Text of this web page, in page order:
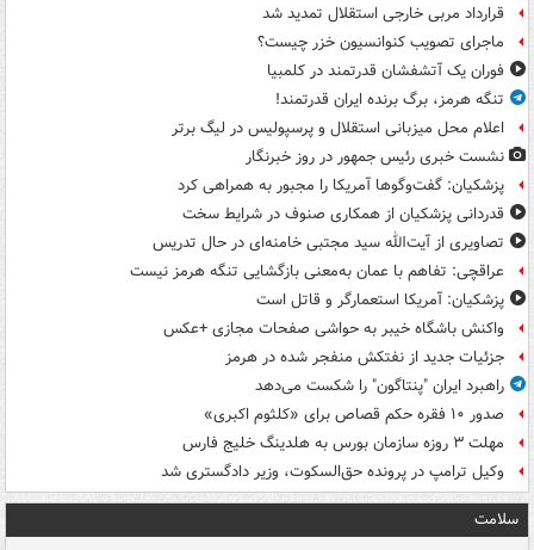
قرارداد مربی خارجی استقلال تمدید شد
ماجرای تصویب کنوانسیون خزر چیست؟
فوران یک آتشفشان قدرتمند در کلمبیا
تنگه هرمز، برگ برنده ایران قدرتمند!
اعلام محل میزبانی استقلال و پرسپولیس در لیگ برتر
نشست خبری رئیس جمهور در روز خبرنگار
پزشکیان: گفت‌وگوها آمریکا را مجبور به همراهی کرد
قدردانی پزشکیان از همکاری صنوف در شرایط سخت
تصاویری از آیت‌الله سید مجتبی خامنه‌ای در حال تدریس
عراقچی: تفاهم با عمان به‌معنی بازگشایی تنگه هرمز نیست
پزشکیان: آمریکا استعمارگر و قاتل است
واکنش باشگاه خیبر به حواشی صفحات مجازی +عکس
جزئیات جدید از نفتکش منفجر شده در هرمز
راهبرد ایران "پنتاگون" را شکست می‌دهد
صدور ۱۰ فقره حکم قصاص برای «کلثوم اکبری»
مهلت ۳ روزه سازمان بورس به هلدینگ خلیج فارس
وکیل ترامپ در پرونده حق‌السکوت، وزیر دادگستری شد
سلامت